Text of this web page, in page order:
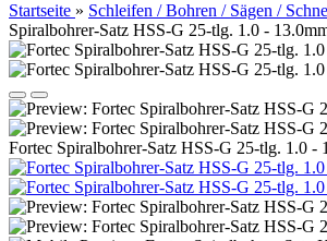
Startseite » Schleifen / Bohren / Sägen /
Spiralbohrer-Satz HSS-G 25-tlg. 1.0 -
Fortec Spiralbohrer-Satz HSS-G 25-tlg. 1.0 -